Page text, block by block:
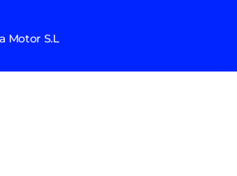
Motor S.L